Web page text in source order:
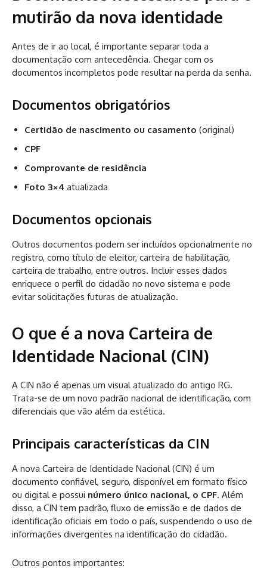
mutirão da nova identidade
Antes de ir ao local, é importante separar toda a
documentação com antecedência. Chegar com os
documentos incompletos pode resultar na perda da senha.
Documentos obrigatórios
Certidão de nascimento ou casamento (original)
CPF
Comprovante de residência
Foto 3×4 atualizada
Documentos opcionais
Outros documentos podem ser incluídos opcionalmente no
registro, como título de eleitor, carteira de habilitação,
carteira de trabalho, entre outros. Incluir esses dados
enriquece o perfil do cidadão no novo sistema e pode
evitar solicitações futuras de atualização.
O que é a nova Carteira de
Identidade Nacional (CIN)
A CIN não é apenas um visual atualizado do antigo RG.
Trata-se de um novo padrão nacional de identificação, com
diferenciais que vão além da estética.
Principais características da CIN
A nova Carteira de Identidade Nacional (CIN) é um
documento confiável, seguro, disponível em formato físico
ou digital e possui número único nacional, o CPF. Além
disso, a CIN tem padrão, fluxo de emissão e de dados de
identificação oficiais em todo o país, suspendendo o uso de
informações divergentes na identificação do cidadão.
Outros pontos importantes: